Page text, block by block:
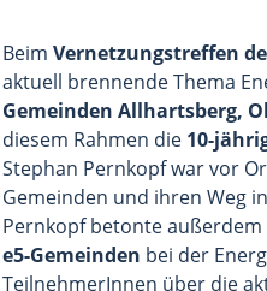
Beim Vernetzungstreffen
aktuell brennende Thema
Gemeinden Allhartsberg,
diesem Rahmen die 10-
Stephan Pernkopf war vor
Gemeinden und ihren Weg
Pernkopf betonte außerdem
e5-Gemeinden bei der
TeilnehmerInnen über die